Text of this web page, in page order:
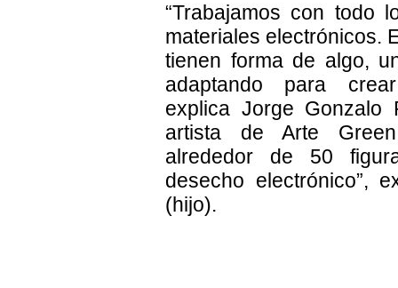
“Trabajamos con todo
materiales electrónicos.
tienen forma de algo,
adaptando para
explica Jorge Gonzalo
artista de Arte
alrededor de 50
desecho electrónico”,
(hijo).